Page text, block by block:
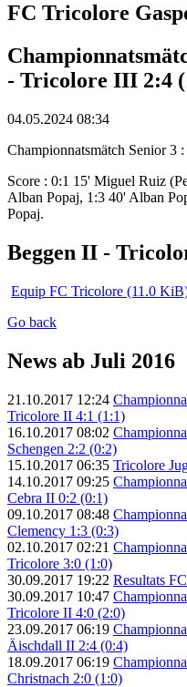
FC Tricolore
- Tricolore III 2:4
04.05.2024 08:34
Championnatsmätch Senior
Score : 0:1 15' Miguel Ruiz
Alban Popaj, 1:3 40' Alban
Popaj.
Beggen II -
Equip FC Tricolore (11.0
Go back
News ab Juli 2016
21.10.2017 12:24
Tricolore II 4:1 (1:1)
16.10.2017 08:02
Schengen 2:2 (0:2)
15.10.2017 06:35 Tricolore
14.10.2017 09:25
Cebra II 0:2 (0:1)
09.10.2017 08:48
Clemency 1:3 (0:3)
02.10.2017 02:21
Tricolore 3:0 (1:0)
30.09.2017 19:22 Resultats
30.09.2017 10:47
Tricolore II 4:0 (2:0)
23.09.2017 06:19
Äischdall II 2:4 (0:4)
18.09.2017 06:19
Christnach 2:0 (1:0)